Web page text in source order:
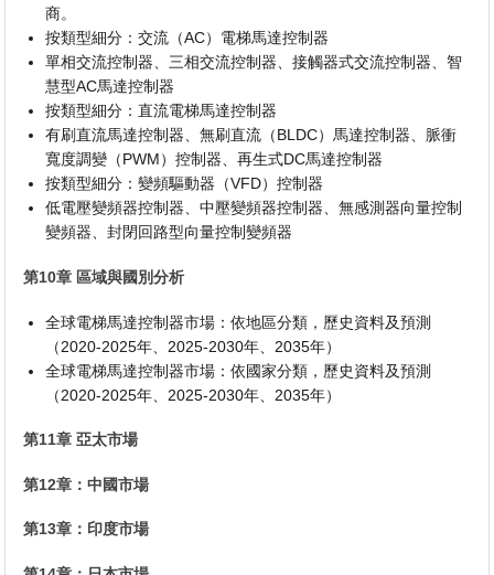
商。
按類型細分：交流（AC）電梯馬達控制器
單相交流控制器、三相交流控制器、接觸器式交流控制器、智
慧型AC馬達控制器
按類型細分：直流電梯馬達控制器
有刷直流馬達控制器、無刷直流（BLDC）馬達控制器、脈衝
寬度調變（PWM）控制器、再生式DC馬達控制器
按類型細分：變頻驅動器（VFD）控制器
低電壓變頻器控制器、中壓變頻器控制器、無感測器向量控制
變頻器、封閉回路型向量控制變頻器
第10章 區域與國別分析
全球電梯馬達控制器市場：依地區分類，歷史資料及預測
（2020-2025年、2025-2030年、2035年）
全球電梯馬達控制器市場：依國家分類，歷史資料及預測
（2020-2025年、2025-2030年、2035年）
第11章 亞太市場
第12章：中國市場
第13章：印度市場